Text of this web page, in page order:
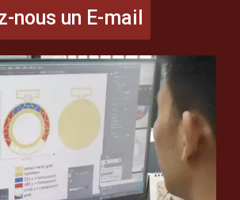
nous un E-mail